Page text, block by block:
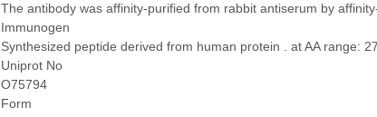
The antibody was affinity-purified from rabbit antiserum by
Immunogen
Synthesized peptide derived from human protein . at AA range:
Uniprot No
O75794
Form